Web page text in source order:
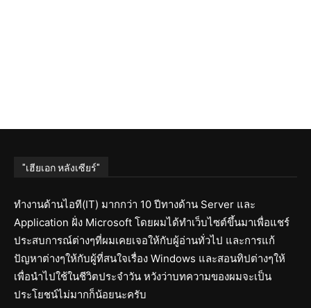
"เฮียเอก หลังเซียร์"
ทำงานด้านไอที(IT) มากกว่า 10 ปีทางด้าน Server และ
Application ฝั่ง Microsoft โดยผมได้ทำเว็บไซต์ขึ้นมาเพื่อแชร์
ประสบการณ์ต่างๆที่ผมเคยเจอให้กับผู้อ่านทั่วไป และการแก้
ปัญหาต่างๆให้กับผู้ที่สนใจเรื่อง Windows และสอนทิปต่างๆให้
เพื่อนำไปใช้ในชีวิตประจำวัน หวังว่าบทความของผมจะเป็น
ประโยชน์ไม่มากก็น้อยนะครับ